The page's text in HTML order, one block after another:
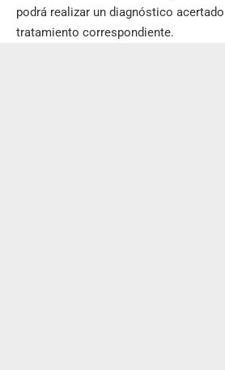
podrá realizar un diagnóstico
tratamiento correspondiente.